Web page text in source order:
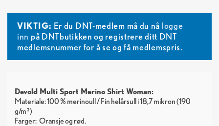
VIKTIG: Er du DNT-medlem må du nå logge
inn på DNTbutikken og registrere ditt DNT
medlemsnummer for å se og få medlemspris.
Devold Multi Sport Merino Shirt Woman:
Materiale: 100 % merinoull / Fin helårsull i 18,7 mikron (190
g/m²)
Farger: Oransje rød